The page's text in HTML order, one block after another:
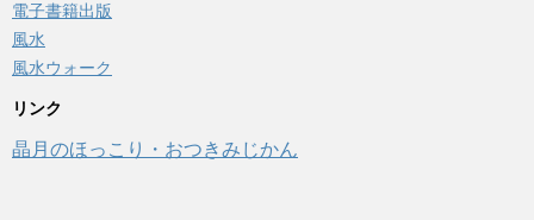
電子書籍出版
風水
風水ウォーク
リンク
晶月のほっこり・おつきみじかん